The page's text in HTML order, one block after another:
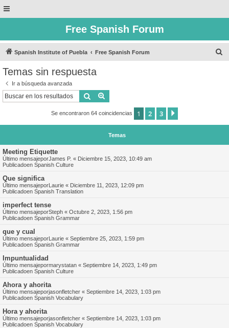
Free Spanish Forum
Spanish Institute of Puebla Free Spanish Forum
Temas sin respuesta
Ir a búsqueda avanzada
Buscar
Se encontraron 64 coincidencias 1 2 3
Temas
Meeting Etiquette
Último mensajeporJames P. « Diciembre 15, 2023, 10:49 am
Publicadoen Spanish Culture
Que significa
Último mensajeporLaurie « Diciembre 11, 2023, 12:09 pm
Publicadoen Spanish Translation
imperfect tense
Último mensajeporSteph « Octubre 2, 2023, 1:56 pm
Publicadoen Spanish Grammar
que y cual
Último mensajeporLaurie « Septiembre 25, 2023, 1:59 pm
Publicadoen Spanish Grammar
Impuntualidad
Último mensajepormarystatan « Septiembre 14, 2023, 1:49 pm
Publicadoen Spanish Culture
Ahora y ahorita
Último mensajeporjasonfletcher « Septiembre 14, 2023, 1:03 pm
Publicadoen Spanish Vocabulary
Hora y ahorita
Último mensajeporjasonfletcher « Septiembre 14, 2023, 1:03 pm
Publicadoen Spanish Vocabulary